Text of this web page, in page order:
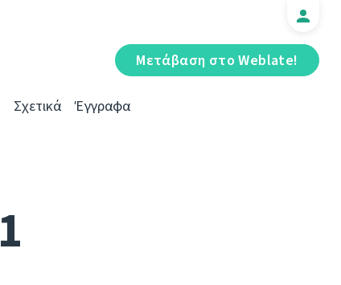
Μετάβαση στο Weblate!
Σχετικά Έγγραφα